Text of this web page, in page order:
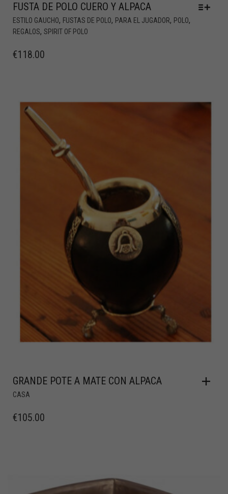
FUSTA DE POLO CUERO Y ALPACA
ESTILO GAUCHO, FUSTAS DE POLO, PARA EL JUGADOR, POLO,
REGALOS, SPIRIT OF POLO
€118.00
GRANDE POTE A MATE CON ALPACA
CASA
€105.00